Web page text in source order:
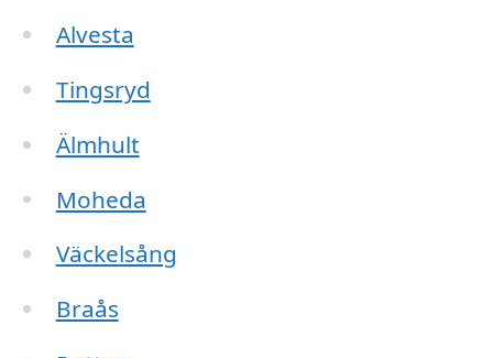
Alvesta
Tingsryd
Älmhult
Moheda
Väckelsång
Braås